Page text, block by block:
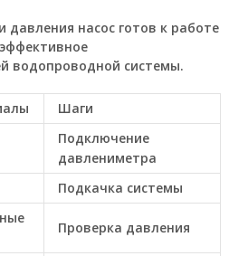
давления насос готов к работе
водопроводной системы.
Шаги
Подключение
давлениметра
Подкачка системы
Проверка давления